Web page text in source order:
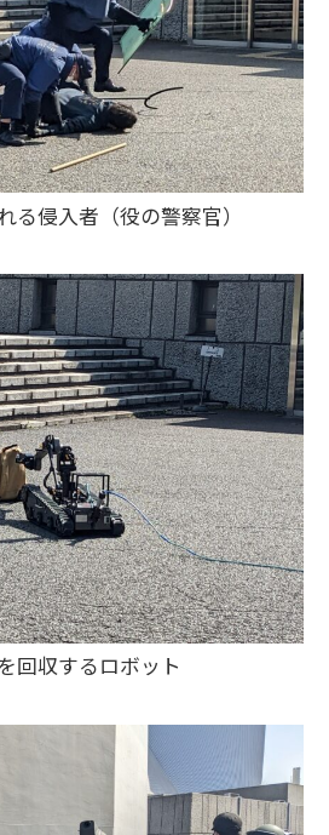
る侵入者（役の警察官）
回収するロボット